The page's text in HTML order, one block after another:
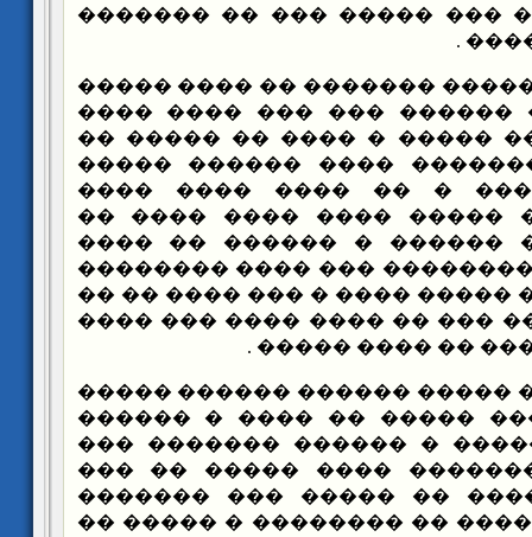
��������� � ��� ��� �����
���� ��� ������� �������
����� ��� ���� ������
����� �� ���� �� ����� �
���� �� ���� �������
������� �������� � ��
������� ������ �����
������ ������� ������ �
���� ������� � ��������
�� ���� ���� ��� ����� ����
���� � ��������� ��� ��
������ � ��� ��
����� �� ��� ����� ������
����� ����� ���� �����
�������� �� ������ �
��� ������� ��������
����� � ��� ����� ��
������ � ����� ���� ��